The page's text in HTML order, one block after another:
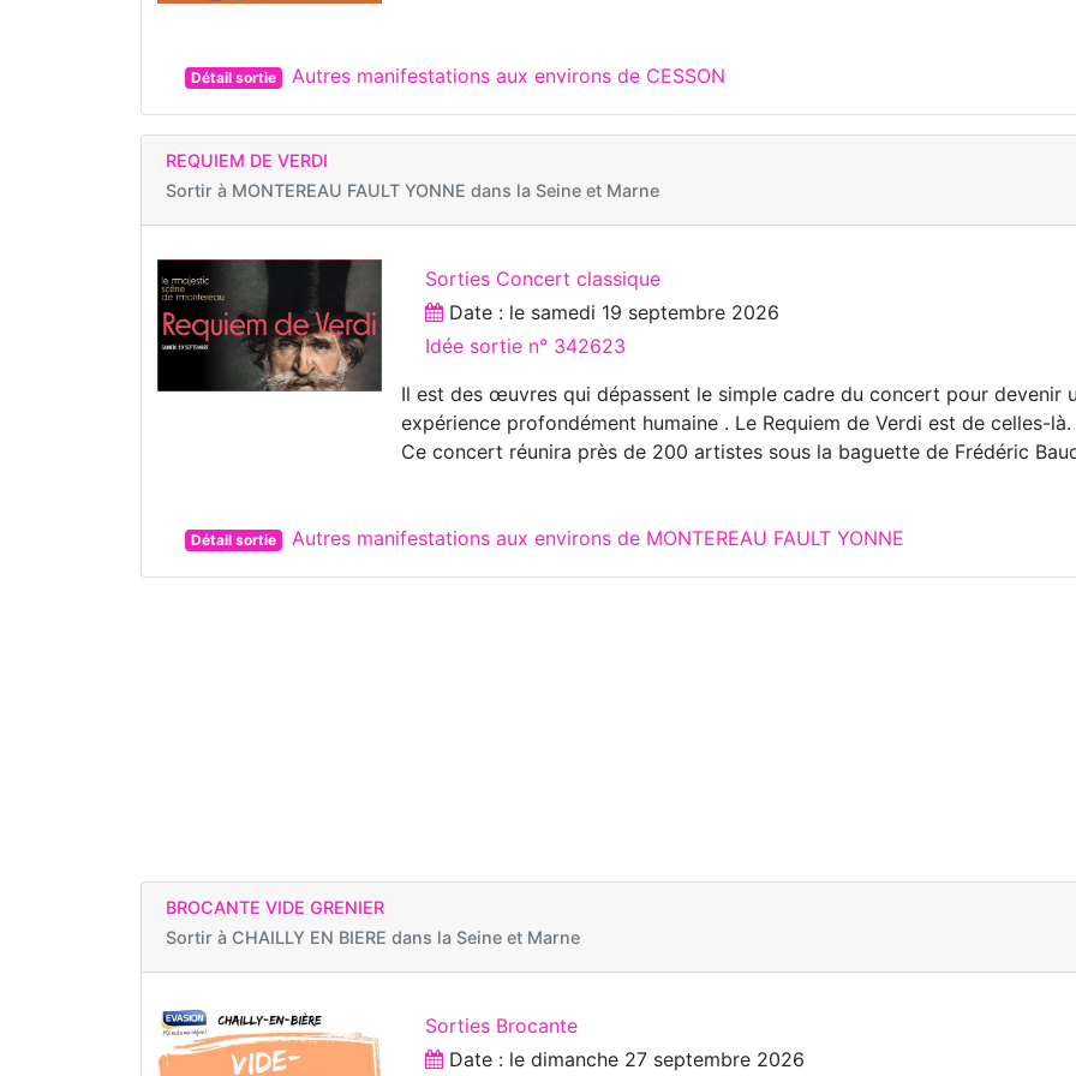
Détail sortie Autres manifestations aux environs de CESSON
REQUIEM DE VERDI
Sortir à MONTEREAU FAULT YONNE dans la Seine et Marne
Sorties Concert classique
Date : le samedi 19 septembre 2026
Idée sortie n° 342623
Il est des œuvres qui dépassent le simple cadre du concert pour devenir
expérience profondément humaine . Le Requiem de Verdi est de celles-là.
Ce concert réunira près de 200 artistes sous la baguette de Frédéric
Détail sortie Autres manifestations aux environs de MONTEREAU FAULT YONNE
BROCANTE VIDE GRENIER
Sortir à CHAILLY EN BIERE dans la Seine et Marne
Sorties Brocante
Date : ledimanche 27 septembre 2026